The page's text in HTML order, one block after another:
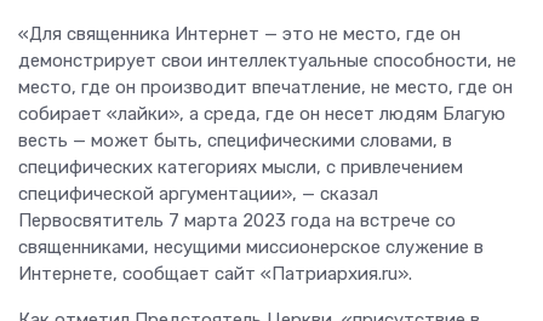
«Для священника Интернет — это не место, где он
демонстрирует свои интеллектуальные способности, не
место, где он производит впечатление, не место, где он
собирает «лайки», а среда, где он несет людям Благую
весть — может быть, специфическими словами, в
специфических категориях мысли, с привлечением
специфической аргументации», — сказал
Первосвятитель 7 марта 2023 года на встрече со
священниками, несущими миссионерское служение в
Интернете, сообщает сайт «Патриархия.ru».